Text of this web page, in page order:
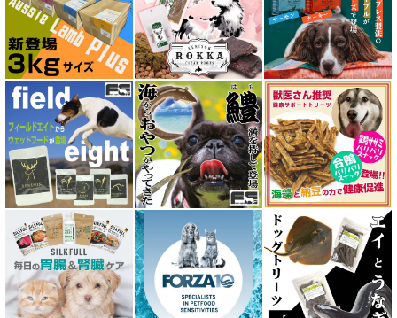
アンブロシア AMBROSIA
アートゥー AATU
アーテミス ARTEMIS
イティ iti
ウェルネス ヘルシーバランス
ウルフブラット WOLFSBLUT
エーワン AWAN DOG FOOD
エーにゃん Anyan 猫用おやつ